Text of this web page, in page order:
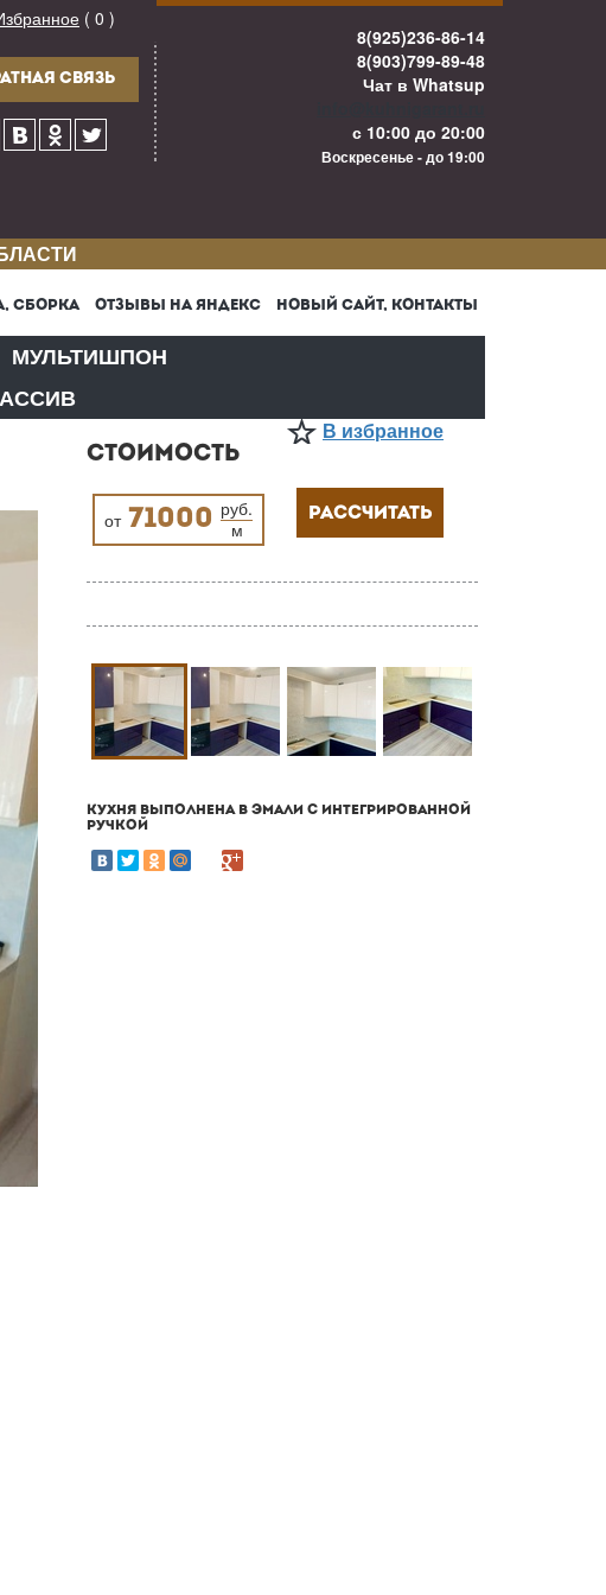
( 0 )
СВЯЗЬ
8(925)236-86-14
8(903)799-89-48
Чат в Whatsup
с 10:00 до 20:00
Воскресенье - до 19:00
СБОРКА ОТЗЫВЫ НА ЯНДЕКС НОВЫЙ САЙТ, КОНТАКТЫ
МУЛЬТИШПОН
В избранное
СТОИМОСТЬ
от 71000 руб.
м
РАССЧИТАТЬ
КУХНЯ ВЫПОЛНЕНА В ЭМАЛИ С ИНТЕГРИРОВАННОЙ
РУЧКОЙ